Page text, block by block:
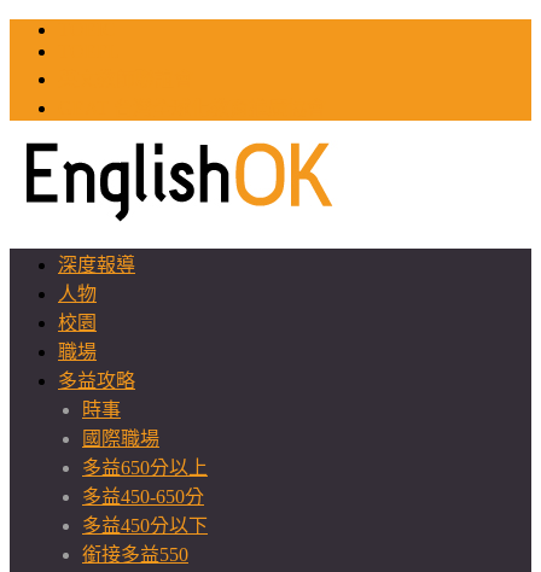
深度報導
人物
校園
職場
多益攻略
時事
國際職場
多益650分以上
多益450-650分
多益450分以下
銜接多益550